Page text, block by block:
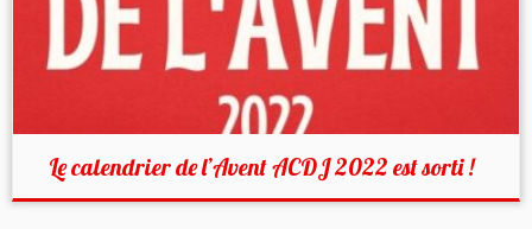
Le calendrier de l’Avent ACDJ 2022 est sorti !